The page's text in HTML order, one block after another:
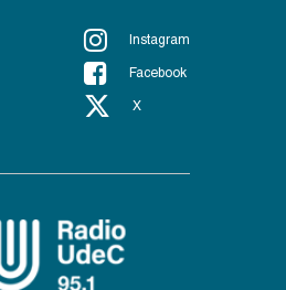
Instagram
Facebook
X